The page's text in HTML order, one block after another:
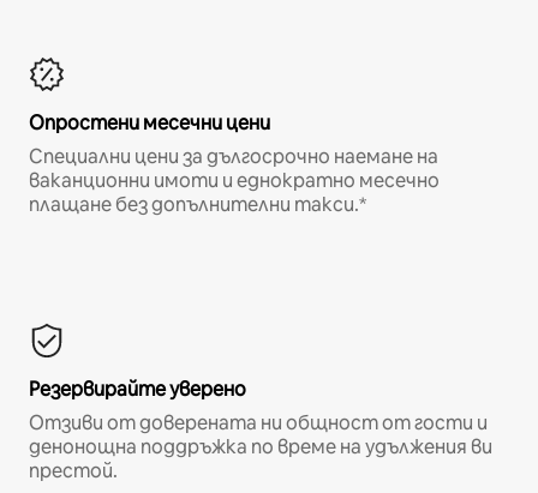
Опростени месечни цени
Специални цени за дългосрочно наемане на
ваканционни имоти и еднократно месечно
плащане без допълнителни такси.*
Резервирайте уверено
Отзиви от доверената ни общност от гости и
денонощна поддръжка по време на удължения ви
престой.